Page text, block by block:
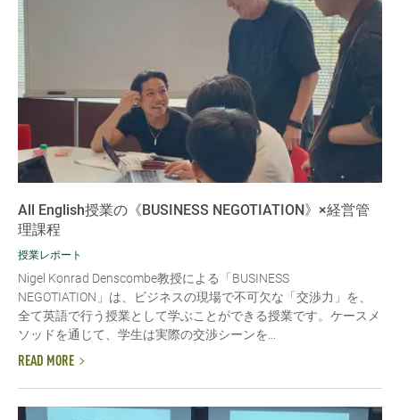
All English授業の《BUSINESS NEGOTIATION》×経営管
理課程
授業レポート
Nigel Konrad Denscombe教授による「BUSINESS
NEGOTIATION」は、ビジネスの現場で不可欠な「交渉力」を、
全て英語で行う授業として学ぶことができる授業です。ケースメ
ソッドを通じて、学生は実際の交渉シーンを...
READ MORE